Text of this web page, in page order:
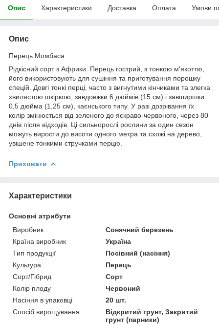
Опис Характеристики Доставка Оплата Умови
Опис
Перець Момбаса
Рідкісний сорт з Африки. Перець гострий, з тонкою м'якоттю,
його використовують для сушіння та приготування порошку
спецій. Довгі тонкі перці, часто з вигнутими кінчиками та злегка
хвилястою шкіркою, завдовжки 6 дюймів (15 см) і завширшки
0,5 дюйма (1,25 см), каєнського типу. У разі дозрівання їх
колір змінюється від зеленого до яскраво-червоного, через 80
днів після відходів. Ці сильнорослі рослини за один сезон
можуть вирости до висоти одного метра та схожі на дерево,
увішене тонкими стручками перцю.
Приховати
Характеристики
Основні атрибути
Виробник
Сонячний березень
Країна виробник
Україна
Тип продукції
Посівний (насіння)
Культура
Перець
Сорт/Гібрид
Сорт
Колір плоду
Червоний
Насіння в упаковці
20 шт.
Спосіб вирощування
Відкритий грунт, Закритий
грунт (парники)